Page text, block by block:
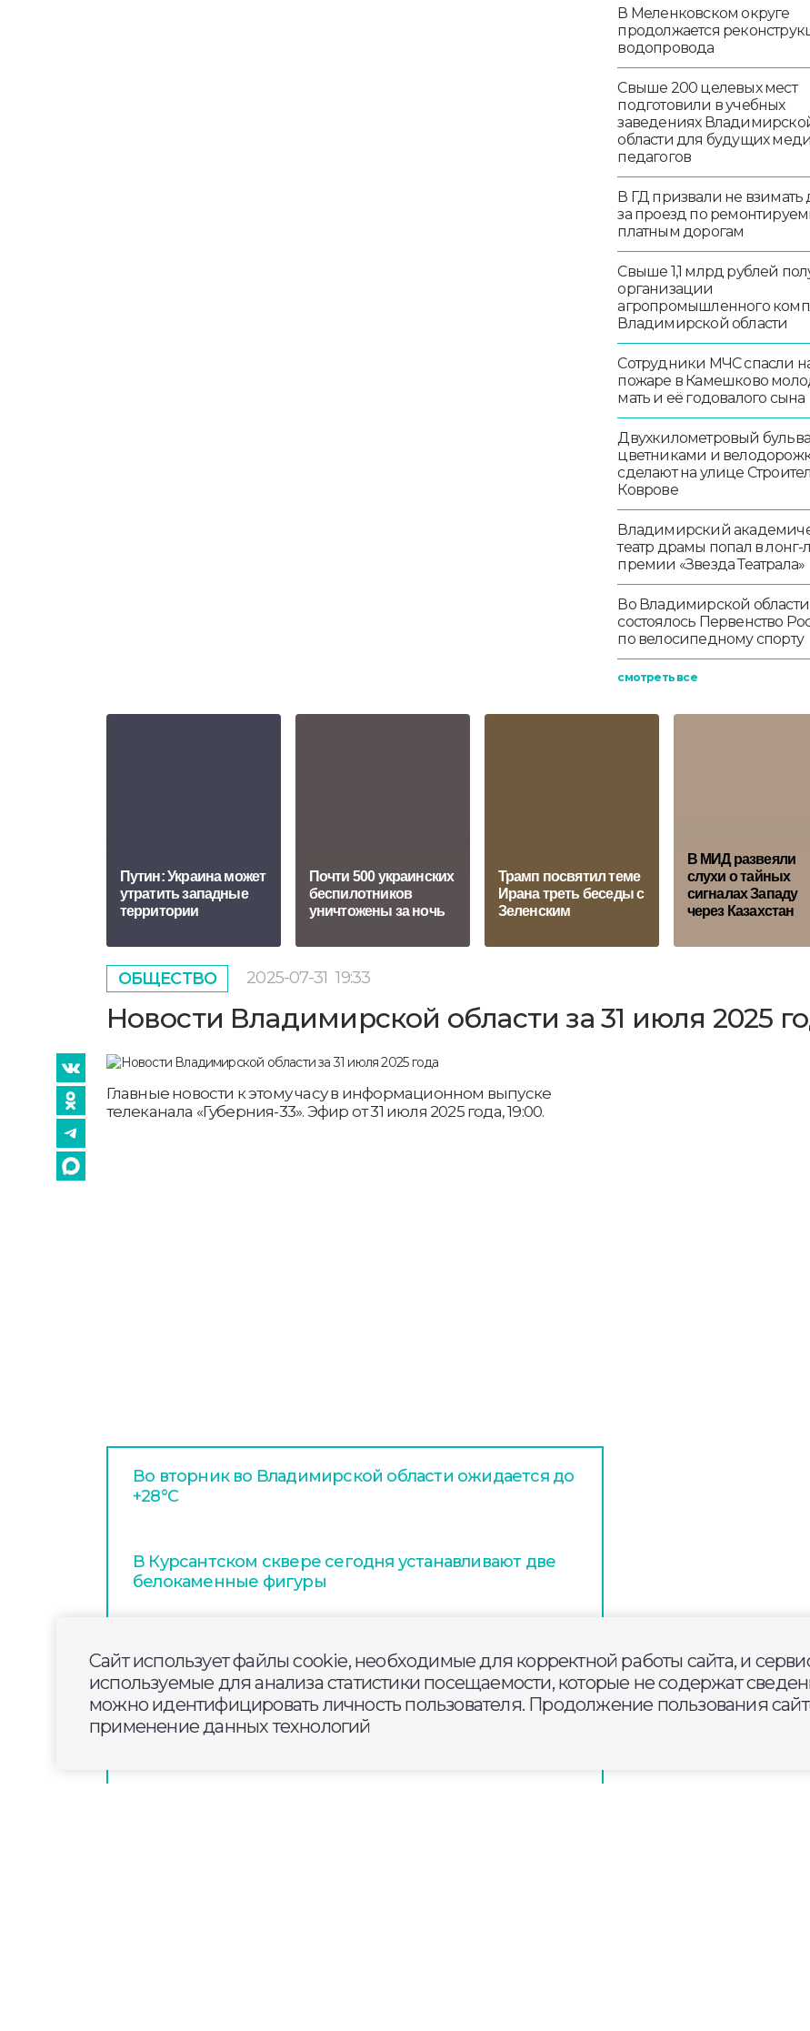
В Меленковском округе
продолжается
водопровода
Свыше 200 целевых мест
подготовили в учебных
заведениях
области для будущих
педагогов
В ГД призвали не взимать
за проезд по
платным дорогам
Свыше 1,1 млрд рублей
организации
агропромышленного
Владимирской области
Сотрудники МЧС спасли
пожаре в Камешково
мать и её годовалого сына
Двухкилометровый
цветниками и
сделают на улице
Коврове
Владимирский
театр драмы попал в лонг-
премии «Звезда Театрала»
Во Владимирской области
состоялось Первенство
по велосипедному спорту
смотреть все
Путин: Украина может
утратить западные
территории
Почти 500 украинских
беспилотников
уничтожены за ночь
Трамп посвятил теме
Ирана треть беседы с
Зеленским
В МИД развеяли
слухи о тайных
сигналах Западу
через Казахстан
ОБЩЕСТВО 2025-07-31 19:33
Новости Владимирской области за 31 июля 2025
Главные новости к этому часу в информационном выпуске
телеканала «Губерния-33». Эфир от 31 июля 2025 года, 19:00.
Во вторник во Владимирской области ожидается до
+28°С
В Курсантском сквере сегодня устанавливают две
белокаменные фигуры
В Селивановском округе по нацпроекту
«Инфраструктура для жизни» ремонтируют 2 км
трассы Владимир—Муром-Арзамас
Сайт использует файлы cookie, необходимые для корректной работы сайта, и
используемые для анализа статистики посещаемости, которые не содержат
можно идентифицировать личность пользователя. Продолжение пользования
применение данных технологий